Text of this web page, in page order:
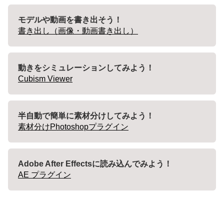
モデルや動画を書き出そう！
書き出し（画像・動画書き出し）
動きをシミュレーションしてみよう！
Cubism Viewer
半自動で簡単に素材分けしてみよう！
素材分けPhotoshopプラグイン
Adobe After Effectsに読み込んでみよう！
AE プラグイン